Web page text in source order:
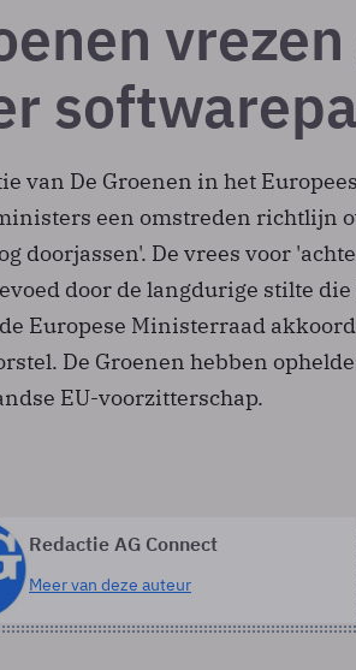
van De Groenen in het
een omstreden richtlijn
doorjassen'. De vrees voor
door de langdurige stilte
Europese Ministerraad
De Groenen hebben
EU-voorzitterschap.
Redactie AG Connect
Meer van deze auteur